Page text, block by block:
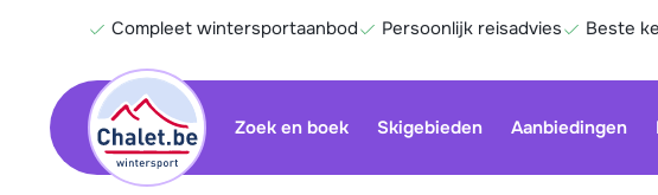
Compleet wintersportaanbod Persoonlijk reisadvies Beste
Zoek en boek Skigebieden Aanbiedingen